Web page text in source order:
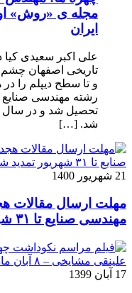
مجله ی «روش»
ایران
تاریخی اصفهان چشم
رشته مهندسی
شد. […]
21 شهریور 1400
مهلت ارسال مقالات
مهندسی صنایع تا ۳۱ شهریور تمدید شد.
17 آبان 1399